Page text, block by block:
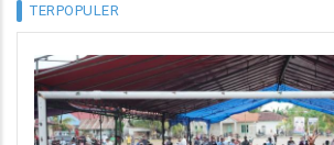
TERPOPULER